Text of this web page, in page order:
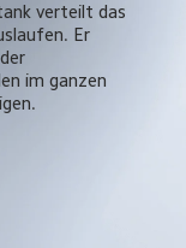
verteilt das
Er
im ganzen